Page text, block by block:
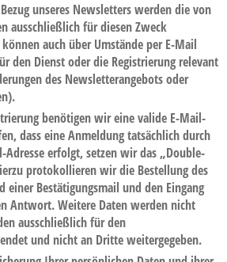
unseres Newsletters werden die von
ausschließlich für diesen Zweck
auch über Umstände per E-Mail
den Dienst oder die Registrierung relevant
des Newsletterangebots oder
benötigen wir eine valide E-Mail-
dass eine Anmeldung tatsächlich durch
erfolgt, setzen wir das „Double-
protokollieren wir die Bestellung des
einer Bestätigungsmail und den Eingang
Antwort. Weitere Daten werden nicht
ausschließlich für den
und nicht an Dritte weitergegeben.